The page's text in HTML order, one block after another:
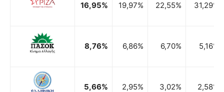
16,95% 19,97% 22,55% 31,29%
8,76% 6,86% 6,70% 5,16%
5,66% 2,95% 3,02% 2,58%